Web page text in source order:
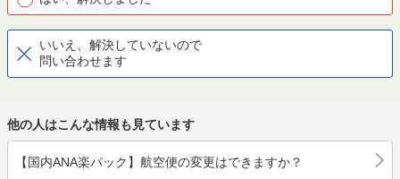
いいえ、解決していないので
問い合わせます
他の人はこんな情報も見ています
【国内ANA楽パック】航空便の変更はできますか？